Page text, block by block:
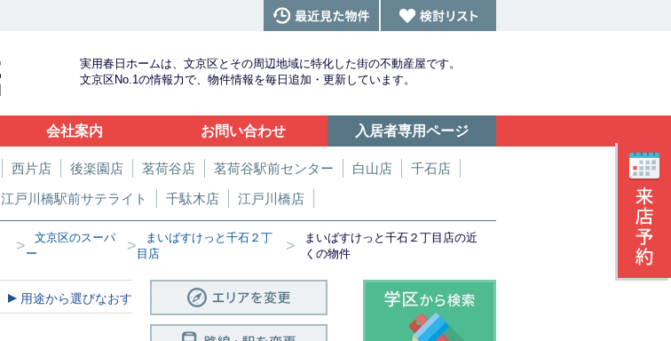
実用春日ホームは、文京区とその周辺地域に特化した街の不動産屋です。
文京区No.1の情報力で、物件情報を毎日追加・更新しています。
会社案内 お問い合わせ 入居者専用ページ
西片店 後楽園店 茗荷谷店 茗荷谷駅前センター 白山店
千石店
江戸川橋駅前サテライト 千駄木店 江戸川橋店
>
文京区のスーパ
ー
>
まいばすけっと千石２丁
目店
>
まいばすけっと千石２丁目店の近
くの物件
用途から選びなおす